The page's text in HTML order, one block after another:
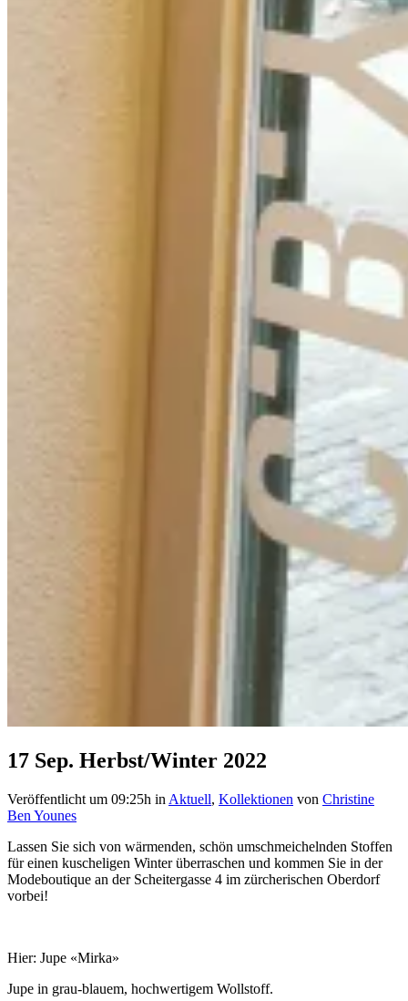
17 Sep. Herbst/Winter 2022
Veröffentlicht um 09:25h in Aktuell, Kollektionen von Christine
Ben Younes
Lassen Sie sich von wärmenden, schön umschmeichelnden Stoffen
für einen kuscheligen Winter überraschen und kommen Sie in der
Modeboutique an der Scheitergasse 4 im zürcherischen Oberdorf
vorbei!
Hier: Jupe «Mirka»
Jupe in grau-blauem, hochwertigem Wollstoff.